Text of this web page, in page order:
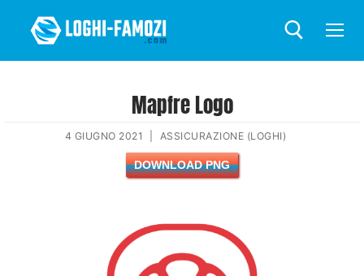
Mapfre Logo
4 GIUGNO 2021 ASSICURAZIONE (LOGHI)
DOWNLOAD PNG